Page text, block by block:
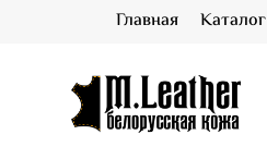
Главная Каталог